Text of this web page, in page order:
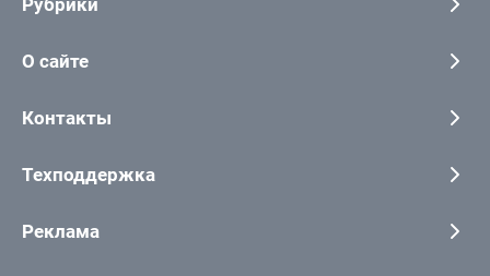
Рубрики
О сайте
Контакты
Техподдержка
Реклама